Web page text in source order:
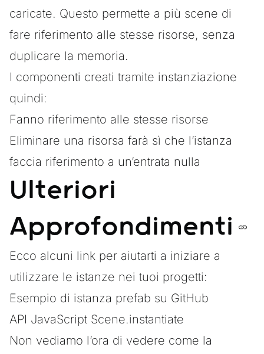
caricate. Questo permette a più scene di
fare riferimento alle stesse risorse, senza
duplicare la memoria.
I componenti creati tramite instanziazione
quindi:
Fanno riferimento alle stesse risorse
Eliminare una risorsa farà sì che l’istanza
faccia riferimento a un’entrata nulla
Ulteriori
Approfondimenti
Ecco alcuni link per aiutarti a iniziare a
utilizzare le istanze nei tuoi progetti:
Esempio di istanza prefab su GitHub
API JavaScript Scene.instantiate
Non vediamo l’ora di vedere come la